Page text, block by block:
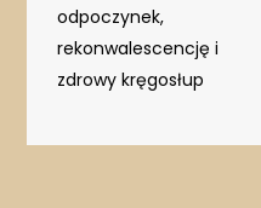
odpoczynek,
rekonwalescencję i
zdrowy kręgosłup